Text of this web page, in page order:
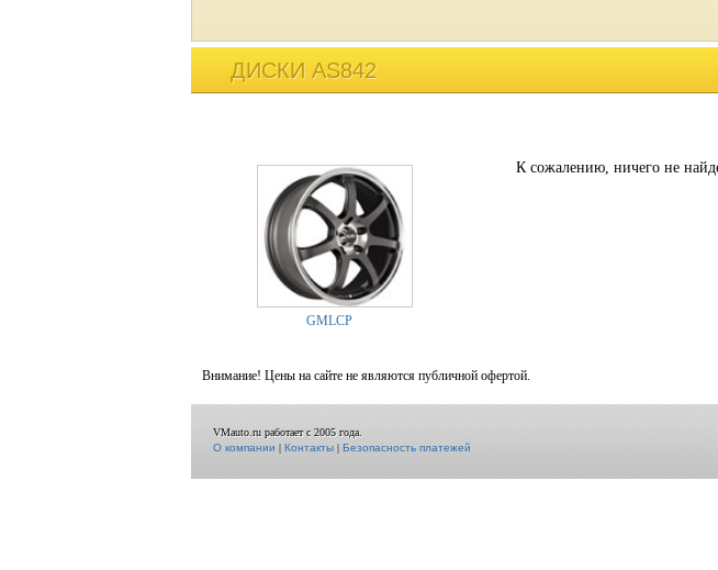
ДИСКИ AS842
GMLCP
К сожалению, ничего не
Внимание! Цены на сайте не являются публичной офертой.
VMauto.ru работает с 2005 года.
О компании|Контакты|Безопасность платежей